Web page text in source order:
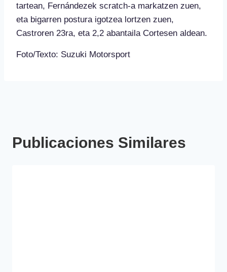
tartean, Fernándezek scratch-a markatzen zuen,
eta bigarren postura igotzea lortzen zuen,
Castroren 23ra, eta 2,2 abantaila Cortesen aldean.
Foto/Texto: Suzuki Motorsport
Publicaciones Similares